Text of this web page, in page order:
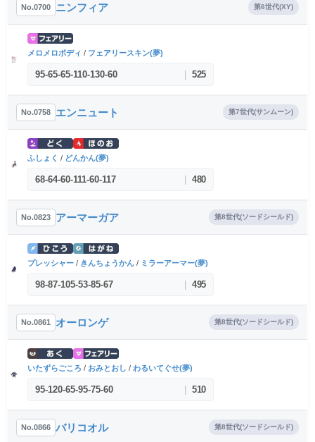
No.0700 ニンフィア 第6世代(XY)
メロメロボディ / フェアリースキン(夢)
95-65-65-110-130-60 | 525
No.0758 エンニュート 第7世代(サンムーン)
ふしょく / どんかん(夢)
68-64-60-111-60-117 | 480
No.0823 アーマーガア 第8世代(ソードシールド)
プレッシャー / きんちょうかん / ミラーアーマー(夢)
98-87-105-53-85-67 | 495
No.0861 オーロンゲ 第8世代(ソードシールド)
いたずらごころ / おみとおし / わるいてぐせ(夢)
95-120-65-95-75-60 | 510
No.0866 バリコオル 第8世代(ソードシールド)